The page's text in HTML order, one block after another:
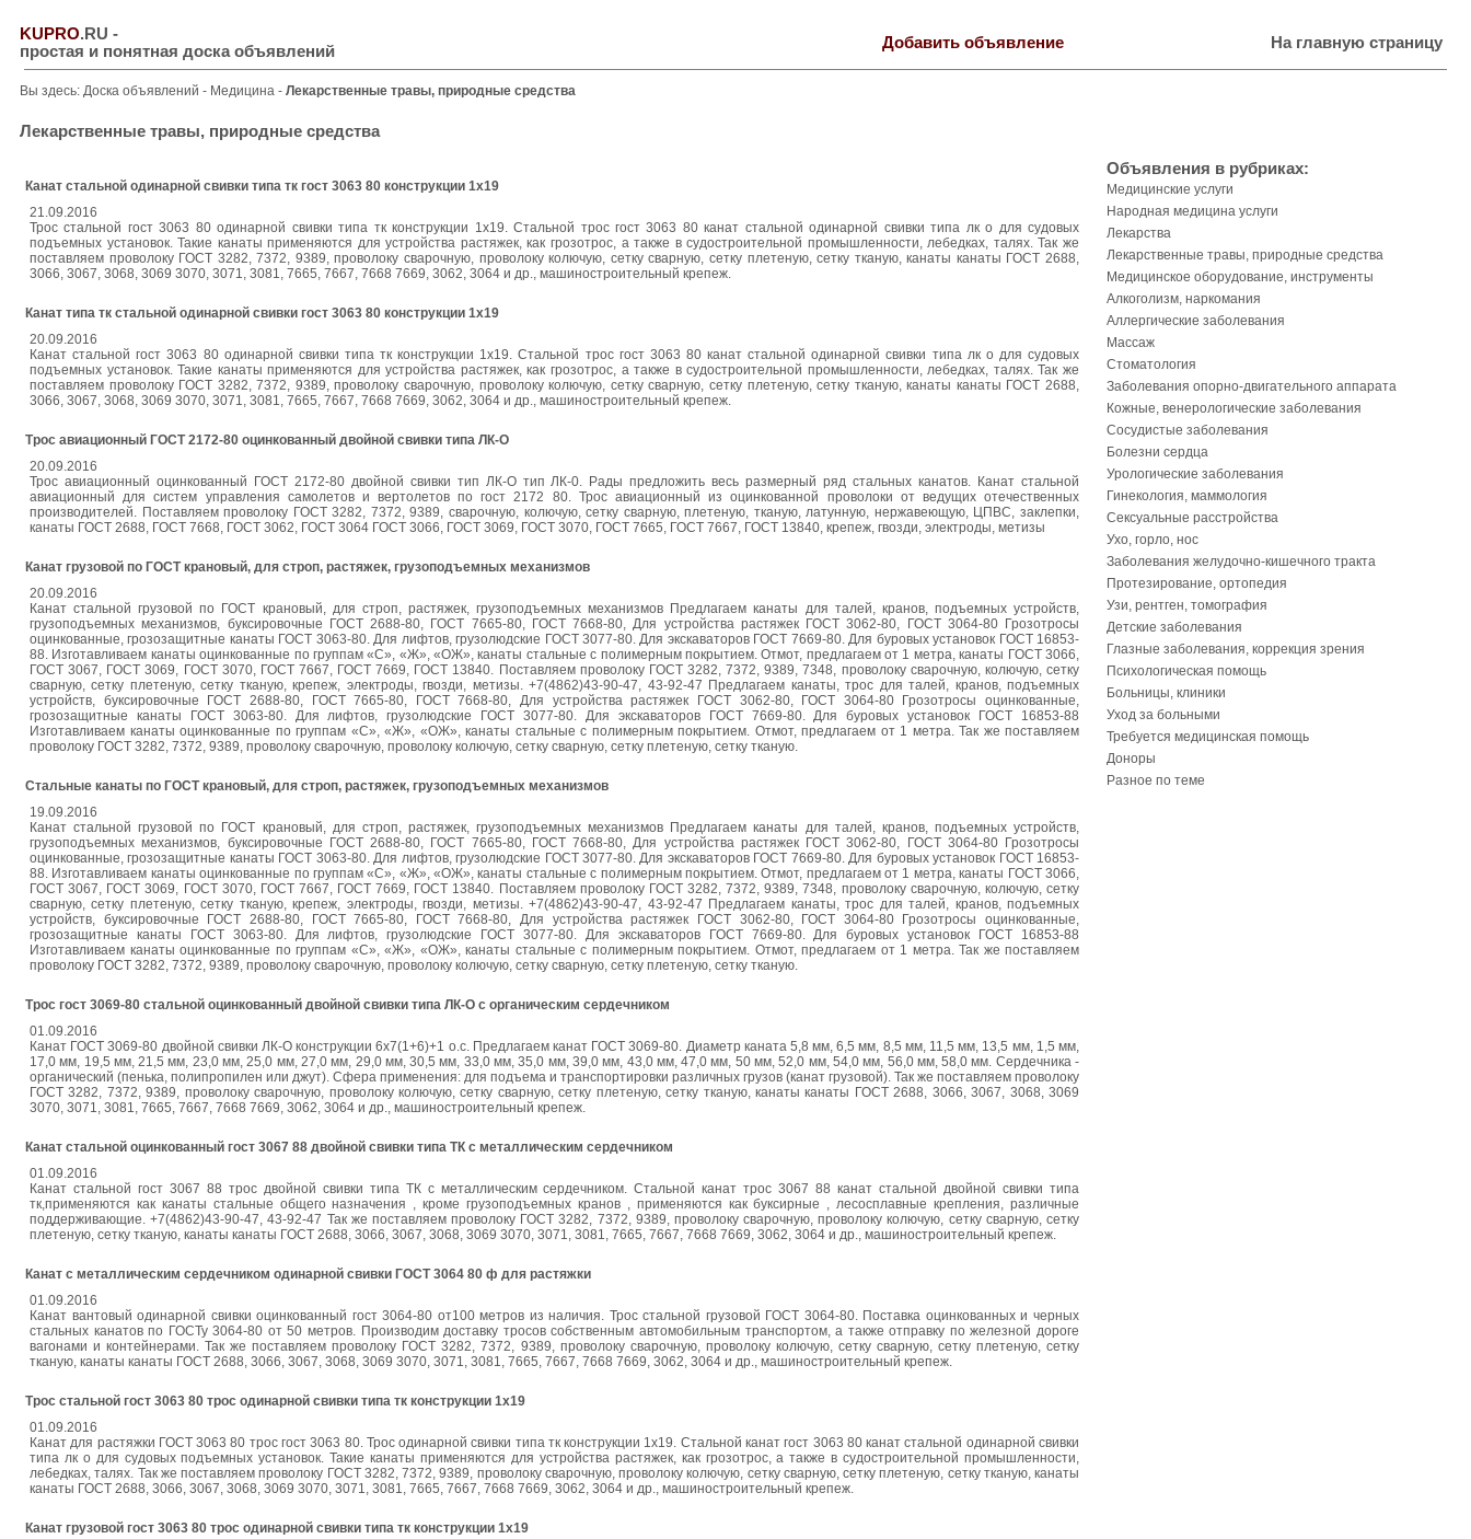
KUPRO.RU -
простая и понятная доска объявлений
Добавить объявление На главную страницу
Вы здесь: Доска объявлений - Медицина - Лекарственные травы, природные средства
Лекарственные травы, природные средства
Канат стальной одинарной свивки типа тк гост 3063 80 конструкции 1x19
21.09.2016
Трос стальной гост 3063 80 одинарной свивки типа тк конструкции 1x19. Стальной трос гост 3063 80 канат стальной одинарной свивки типа лк о для судовых
подъемных установок. Такие канаты применяются для устройства растяжек, как грозотрос, а также в судостроительной промышленности, лебедках, талях. Так же
поставляем проволоку ГОСТ 3282, 7372, 9389, проволоку сварочную, проволоку колючую, сетку сварную, сетку плетеную, сетку тканую, канаты канаты ГОСТ 2688,
3066, 3067, 3068, 3069 3070, 3071, 3081, 7665, 7667, 7668 7669, 3062, 3064 и др., машиностроительный крепеж.
Канат типа тк стальной одинарной свивки гост 3063 80 конструкции 1x19
20.09.2016
Канат стальной гост 3063 80 одинарной свивки типа тк конструкции 1x19. Стальной трос гост 3063 80 канат стальной одинарной свивки типа лк о для судовых
подъемных установок. Такие канаты применяются для устройства растяжек, как грозотрос, а также в судостроительной промышленности, лебедках, талях. Так же
поставляем проволоку ГОСТ 3282, 7372, 9389, проволоку сварочную, проволоку колючую, сетку сварную, сетку плетеную, сетку тканую, канаты канаты ГОСТ 2688,
3066, 3067, 3068, 3069 3070, 3071, 3081, 7665, 7667, 7668 7669, 3062, 3064 и др., машиностроительный крепеж.
Трос авиационный ГОСТ 2172-80 оцинкованный двойной свивки типа ЛК-О
20.09.2016
Трос авиационный оцинкованный ГОСТ 2172-80 двойной свивки тип ЛК-О тип ЛК-0. Рады предложить весь размерный ряд стальных канатов. Канат стальной
авиационный для систем управления самолетов и вертолетов по гост 2172 80. Трос авиационный из оцинкованной проволоки от ведущих отечественных
производителей. Поставляем проволоку ГОСТ 3282, 7372, 9389, сварочную, колючую, сетку сварную, плетеную, тканую, латунную, нержавеющую, ЦПВС, заклепки,
канаты ГОСТ 2688, ГОСТ 7668, ГОСТ 3062, ГОСТ 3064 ГОСТ 3066, ГОСТ 3069, ГОСТ 3070, ГОСТ 7665, ГОСТ 7667, ГОСТ 13840, крепеж, гвозди, электроды, метизы
Канат грузовой по ГОСТ крановый, для строп, растяжек, грузоподъемных механизмов
20.09.2016
Канат стальной грузовой по ГОСТ крановый, для строп, растяжек, грузоподъемных механизмов Предлагаем канаты для талей, кранов, подъемных устройств,
грузоподъемных механизмов, буксировочные ГОСТ 2688-80, ГОСТ 7665-80, ГОСТ 7668-80, Для устройства растяжек ГОСТ 3062-80, ГОСТ 3064-80 Грозотросы
оцинкованные, грозозащитные канаты ГОСТ 3063-80. Для лифтов, грузолюдские ГОСТ 3077-80. Для экскаваторов ГОСТ 7669-80. Для буровых установок ГОСТ 16853-
88. Изготавливаем канаты оцинкованные по группам «С», «Ж», «ОЖ», канаты стальные с полимерным покрытием. Отмот, предлагаем от 1 метра, канаты ГОСТ 3066,
ГОСТ 3067, ГОСТ 3069, ГОСТ 3070, ГОСТ 7667, ГОСТ 7669, ГОСТ 13840. Поставляем проволоку ГОСТ 3282, 7372, 9389, 7348, проволоку сварочную, колючую, сетку
сварную, сетку плетеную, сетку тканую, крепеж, электроды, гвозди, метизы. +7(4862)43-90-47, 43-92-47 Предлагаем канаты, трос для талей, кранов, подъемных
устройств, буксировочные ГОСТ 2688-80, ГОСТ 7665-80, ГОСТ 7668-80, Для устройства растяжек ГОСТ 3062-80, ГОСТ 3064-80 Грозотросы оцинкованные,
грозозащитные канаты ГОСТ 3063-80. Для лифтов, грузолюдские ГОСТ 3077-80. Для экскаваторов ГОСТ 7669-80. Для буровых установок ГОСТ 16853-88
Изготавливаем канаты оцинкованные по группам «С», «Ж», «ОЖ», канаты стальные с полимерным покрытием. Отмот, предлагаем от 1 метра. Так же поставляем
проволоку ГОСТ 3282, 7372, 9389, проволоку сварочную, проволоку колючую, сетку сварную, сетку плетеную, сетку тканую.
Стальные канаты по ГОСТ крановый, для строп, растяжек, грузоподъемных механизмов
19.09.2016
Канат стальной грузовой по ГОСТ крановый, для строп, растяжек, грузоподъемных механизмов Предлагаем канаты для талей, кранов, подъемных устройств,
грузоподъемных механизмов, буксировочные ГОСТ 2688-80, ГОСТ 7665-80, ГОСТ 7668-80, Для устройства растяжек ГОСТ 3062-80, ГОСТ 3064-80 Грозотросы
оцинкованные, грозозащитные канаты ГОСТ 3063-80. Для лифтов, грузолюдские ГОСТ 3077-80. Для экскаваторов ГОСТ 7669-80. Для буровых установок ГОСТ 16853-
88. Изготавливаем канаты оцинкованные по группам «С», «Ж», «ОЖ», канаты стальные с полимерным покрытием. Отмот, предлагаем от 1 метра, канаты ГОСТ 3066,
ГОСТ 3067, ГОСТ 3069, ГОСТ 3070, ГОСТ 7667, ГОСТ 7669, ГОСТ 13840. Поставляем проволоку ГОСТ 3282, 7372, 9389, 7348, проволоку сварочную, колючую, сетку
сварную, сетку плетеную, сетку тканую, крепеж, электроды, гвозди, метизы. +7(4862)43-90-47, 43-92-47 Предлагаем канаты, трос для талей, кранов, подъемных
устройств, буксировочные ГОСТ 2688-80, ГОСТ 7665-80, ГОСТ 7668-80, Для устройства растяжек ГОСТ 3062-80, ГОСТ 3064-80 Грозотросы оцинкованные,
грозозащитные канаты ГОСТ 3063-80. Для лифтов, грузолюдские ГОСТ 3077-80. Для экскаваторов ГОСТ 7669-80. Для буровых установок ГОСТ 16853-88
Изготавливаем канаты оцинкованные по группам «С», «Ж», «ОЖ», канаты стальные с полимерным покрытием. Отмот, предлагаем от 1 метра. Так же поставляем
проволоку ГОСТ 3282, 7372, 9389, проволоку сварочную, проволоку колючую, сетку сварную, сетку плетеную, сетку тканую.
Трос гост 3069-80 стальной оцинкованный двойной свивки типа ЛК-О с органическим сердечником
01.09.2016
Канат ГОСТ 3069-80 двойной свивки ЛК-О конструкции 6х7(1+6)+1 о.с. Предлагаем канат ГОСТ 3069-80. Диаметр каната 5,8 мм, 6,5 мм, 8,5 мм, 11,5 мм, 13,5 мм, 1,5 мм,
17,0 мм, 19,5 мм, 21,5 мм, 23,0 мм, 25,0 мм, 27,0 мм, 29,0 мм, 30,5 мм, 33,0 мм, 35,0 мм, 39,0 мм, 43,0 мм, 47,0 мм, 50 мм, 52,0 мм, 54,0 мм, 56,0 мм, 58,0 мм. Сердечника -
органический (пенька, полипропилен или джут). Сфера применения: для подъема и транспортировки различных грузов (канат грузовой). Так же поставляем проволоку
ГОСТ 3282, 7372, 9389, проволоку сварочную, проволоку колючую, сетку сварную, сетку плетеную, сетку тканую, канаты канаты ГОСТ 2688, 3066, 3067, 3068, 3069
3070, 3071, 3081, 7665, 7667, 7668 7669, 3062, 3064 и др., машиностроительный крепеж.
Канат стальной оцинкованный гост 3067 88 двойной свивки типа ТК с металлическим сердечником
01.09.2016
Канат стальной гост 3067 88 трос двойной свивки типа ТК с металлическим сердечником. Стальной канат трос 3067 88 канат стальной двойной свивки типа
тк,применяются как канаты стальные общего назначения , кроме грузоподъемных кранов , применяются как буксирные , лесосплавные крепления, различные
поддерживающие. +7(4862)43-90-47, 43-92-47 Так же поставляем проволоку ГОСТ 3282, 7372, 9389, проволоку сварочную, проволоку колючую, сетку сварную, сетку
плетеную, сетку тканую, канаты канаты ГОСТ 2688, 3066, 3067, 3068, 3069 3070, 3071, 3081, 7665, 7667, 7668 7669, 3062, 3064 и др., машиностроительный крепеж.
Канат с металлическим сердечником одинарной свивки ГОСТ 3064 80 ф для растяжки
01.09.2016
Канат вантовый одинарной свивки оцинкованный гост 3064-80 от100 метров из наличия. Трос стальной грузовой ГОСТ 3064-80. Поставка оцинкованных и черных
стальных канатов по ГОСТу 3064-80 от 50 метров. Производим доставку тросов собственным автомобильным транспортом, а также отправку по железной дороге
вагонами и контейнерами. Так же поставляем проволоку ГОСТ 3282, 7372, 9389, проволоку сварочную, проволоку колючую, сетку сварную, сетку плетеную, сетку
тканую, канаты канаты ГОСТ 2688, 3066, 3067, 3068, 3069 3070, 3071, 3081, 7665, 7667, 7668 7669, 3062, 3064 и др., машиностроительный крепеж.
Трос стальной гост 3063 80 трос одинарной свивки типа тк конструкции 1x19
01.09.2016
Канат для растяжки ГОСТ 3063 80 трос гост 3063 80. Трос одинарной свивки типа тк конструкции 1x19. Стальной канат гост 3063 80 канат стальной одинарной свивки
типа лк о для судовых подъемных установок. Такие канаты применяются для устройства растяжек, как грозотрос, а также в судостроительной промышленности,
лебедках, талях. Так же поставляем проволоку ГОСТ 3282, 7372, 9389, проволоку сварочную, проволоку колючую, сетку сварную, сетку плетеную, сетку тканую, канаты
канаты ГОСТ 2688, 3066, 3067, 3068, 3069 3070, 3071, 3081, 7665, 7667, 7668 7669, 3062, 3064 и др., машиностроительный крепеж.
Канат грузовой гост 3063 80 трос одинарной свивки типа тк конструкции 1x19
Объявления в рубриках:
Медицинские услуги
Народная медицина услуги
Лекарства
Лекарственные травы, природные средства
Медицинское оборудование, инструменты
Алкоголизм, наркомания
Аллергические заболевания
Массаж
Стоматология
Заболевания опорно-двигательного аппарата
Кожные, венерологические заболевания
Сосудистые заболевания
Болезни сердца
Урологические заболевания
Гинекология, маммология
Сексуальные расстройства
Ухо, горло, нос
Заболевания желудочно-кишечного тракта
Протезирование, ортопедия
Узи, рентген, томография
Детские заболевания
Глазные заболевания, коррекция зрения
Психологическая помощь
Больницы, клиники
Уход за больными
Требуется медицинская помощь
Доноры
Разное по теме